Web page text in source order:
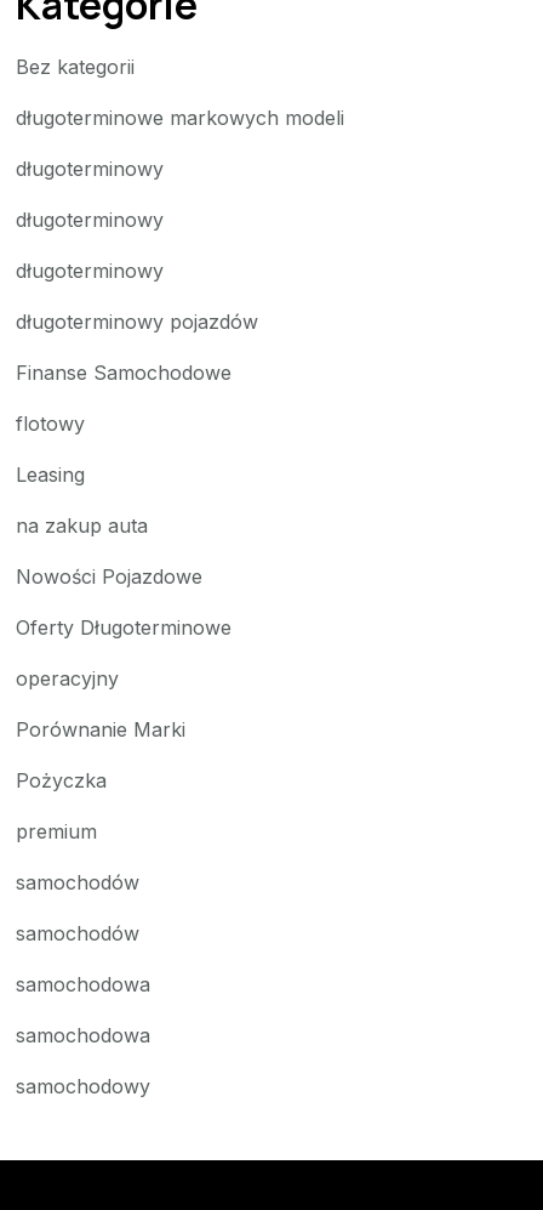
Bez kategorii
długoterminowe markowych modeli
długoterminowy
długoterminowy
długoterminowy
długoterminowy pojazdów
Finanse Samochodowe
flotowy
Leasing
na zakup auta
Nowości Pojazdowe
Oferty Długoterminowe
operacyjny
Porównanie Marki
Pożyczka
premium
samochodów
samochodów
samochodowa
samochodowa
samochodowy